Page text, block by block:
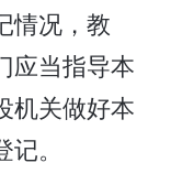
情况，教
应当指导本
机关做好本
。